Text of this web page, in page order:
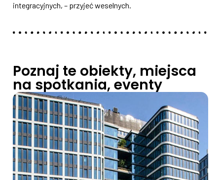
integracyjnych, – przyjeć weselnych.
Poznaj te obiekty, miejsca
na spotkania, eventy